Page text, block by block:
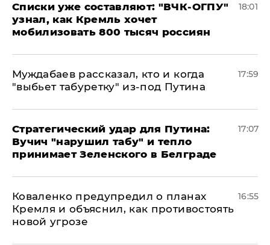
Списки уже составляют: "ВЧК-ОГПУ"
узнал, как Кремль хочет
мобилизовать 800 тысяч россиян
18:01
Муждабаев рассказал, кто и когда
"выбьет табуретку" из-под Путина
17:59
Стратегический удар для Путина:
Вучич "нарушил табу" и тепло
принимает Зеленского в Белграде
17:07
Коваленко предупредил о планах
Кремля и объяснил, как противостоять
новой угрозе
16:55